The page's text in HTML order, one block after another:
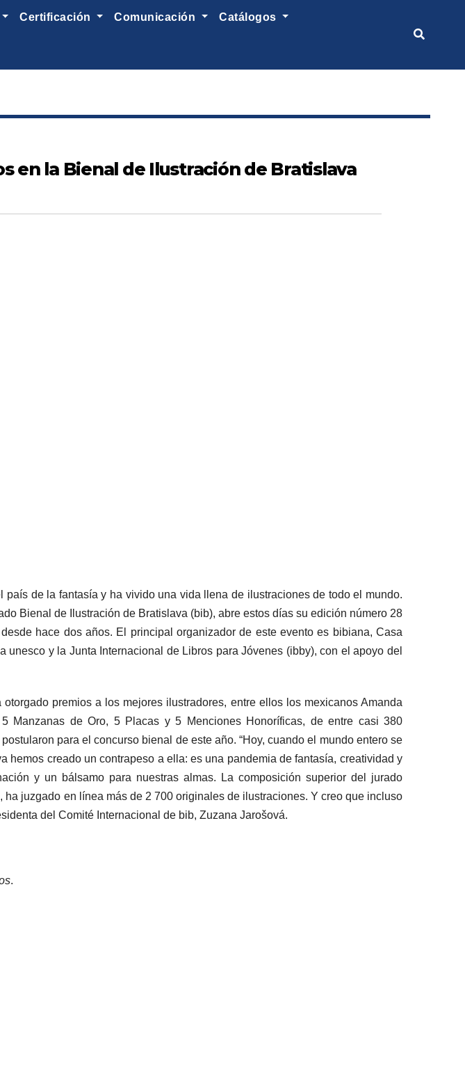
certificación comunicación catálogos
en la Bienal de Ilustración de Bratislava
de la fantasía y ha vivido una vida llena de ilustraciones de todo el mundo.
Bienal de Ilustración de Bratislava (bib), abre estos días su edición número 28
hace dos años. El principal organizador de este evento es bibiana, Casa
y la Junta Internacional de Libros para Jóvenes (ibby), con el apoyo del
premios a los mejores ilustradores, entre ellos los mexicanos Amanda
Manzanas de Oro, 5 Placas y 5 Menciones Honoríficas, de entre casi 380
para el concurso bienal de este año. “Hoy, cuando el mundo entero se
creado un contrapeso a ella: es una pandemia de fantasía, creatividad y
y un bálsamo para nuestras almas. La composición superior del jurado
juzgado en línea más de 2 700 originales de ilustraciones. Y creo que incluso
del Comité Internacional de bib, Zuzana Jarošová.
.